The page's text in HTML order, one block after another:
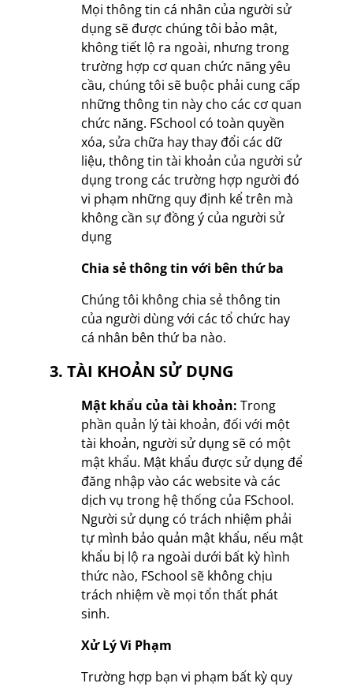
Mọi thông tin cá nhân của người sử
dụng sẽ được chúng tôi bảo mật,
không tiết lộ ra ngoài, nhưng trong
trường hợp cơ quan chức năng yêu
cầu, chúng tôi sẽ buộc phải cung cấp
những thông tin này cho các cơ quan
chức năng. FSchool có toàn quyền
xóa, sửa chữa hay thay đổi các dữ
liệu, thông tin tài khoản của người sử
dụng trong các trường hợp người đó
vi phạm những quy định kể trên mà
không cần sự đồng ý của người sử
dụng
Chia sẻ thông tin với bên thứ ba
Chúng tôi không chia sẻ thông tin
của người dùng với các tổ chức hay
cá nhân bên thứ ba nào.
3. TÀI KHOẢN SỬ DỤNG
Mật khẩu của tài khoản: Trong
phần quản lý tài khoản, đối với một
tài khoản, người sử dụng sẽ có một
mật khẩu. Mật khẩu được sử dụng để
đăng nhập vào các website và các
dịch vụ trong hệ thống của FSchool.
Người sử dụng có trách nhiệm phải
tự mình bảo quản mật khẩu, nếu mật
khẩu bị lộ ra ngoài dưới bất kỳ hình
thức nào, FSchool sẽ không chịu
trách nhiệm về mọi tổn thất phát
sinh.
Xử Lý Vi Phạm
Trường hợp bạn vi phạm bất kỳ quy